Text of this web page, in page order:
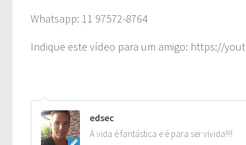
Whatsapp: 11 97572-8764
Indique este vídeo para um amigo: https://
edsec
A vida é fantástica e é para ser vivida!!!!